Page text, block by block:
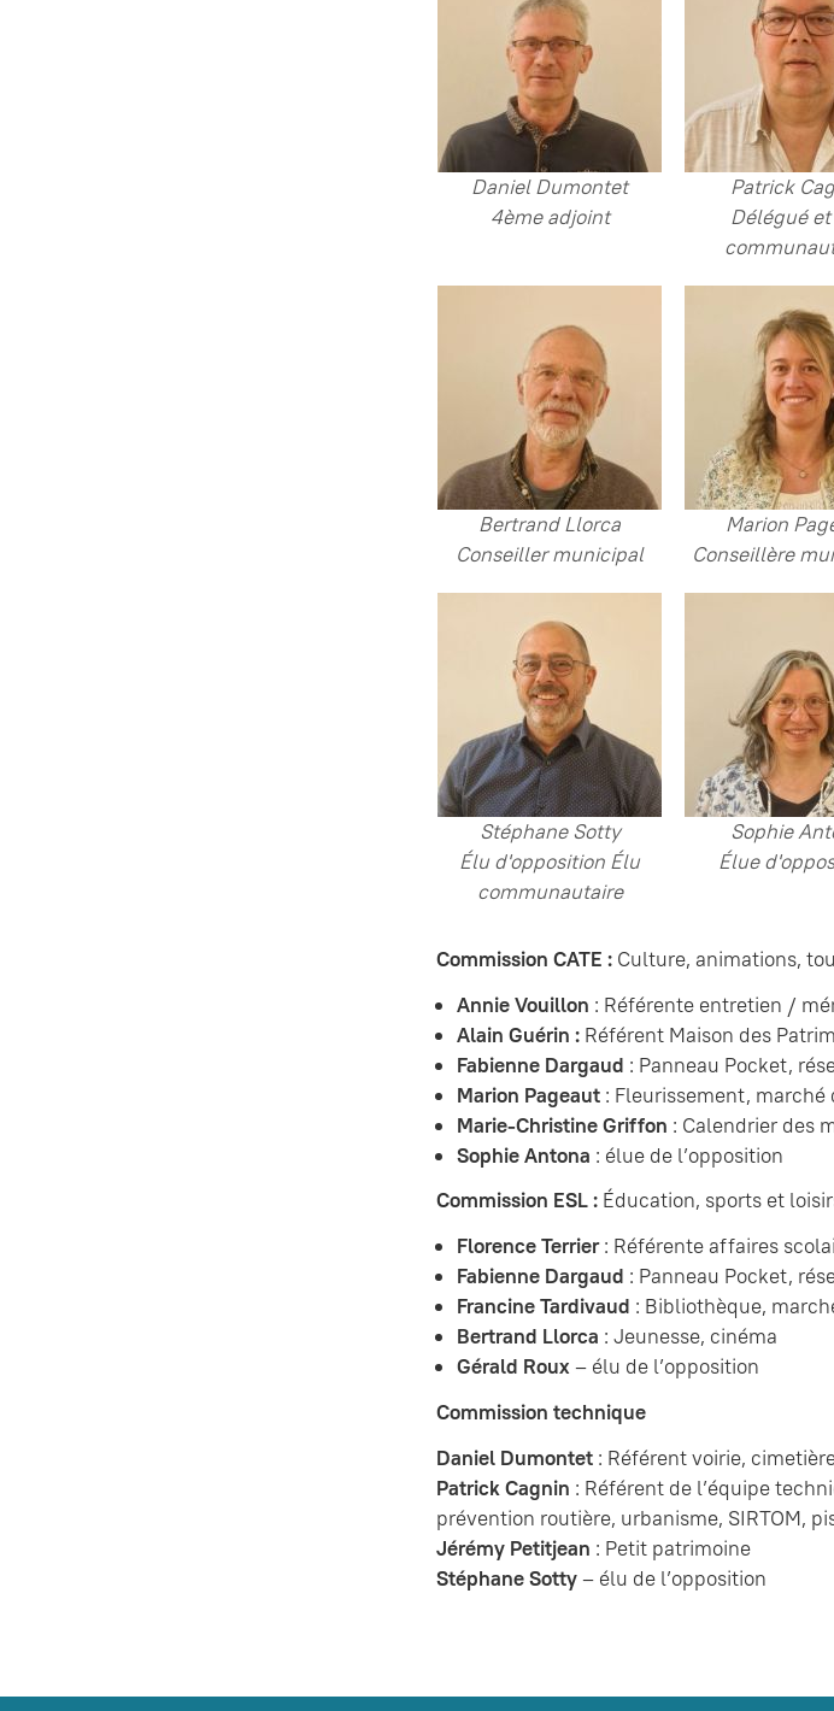
Daniel Dumontet
4ème adjoint
Patrick
Délégué
Bertrand Llorca
Conseiller municipal
Marion
Conseillère
Stéphane Sotty
Élu d'opposition Élu
communautaire
Sophie
Élue
Commission CATE : Culture, animations,
Annie Vouillon : Référente entretien /
Alain Guérin : Référent Maison des
Fabienne Dargaud : Panneau Pocket,
Marion Pageaut : Fleurissement,
Marie-Christine Griffon : Calendrier des
Sophie Antona : élue de l’opposition
Commission ESL : Éducation, sports et
Florence Terrier: Référente affaires
Fabienne Dargaud : Panneau Pocket,
Francine Tardivaud : Bibliothèque,
Bertrand Llorca : Jeunesse, cinéma
Gérald Roux– élu de l’opposition
Commission technique
Daniel Dumontet : Référent voirie,
Patrick Cagnin : Référent de l’équipe
prévention routière, urbanisme, SIRTOM,
Jérémy Petitjean : Petit patrimoine
Stéphane Sotty– élu de l’opposition